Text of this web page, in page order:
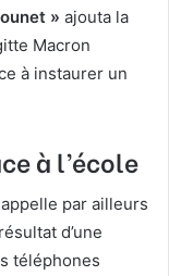
» ajouta la
Macron
à instaurer un
à l’école
par ailleurs
d’une
téléphones